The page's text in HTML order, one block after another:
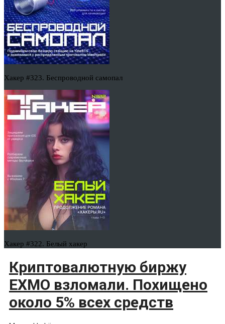
Хакер #323. Беспроводной самопал
Хакер #322. Белый хакер
Криптовалютную биржу
EXMO взломали. Похищено
около 5% всех средств